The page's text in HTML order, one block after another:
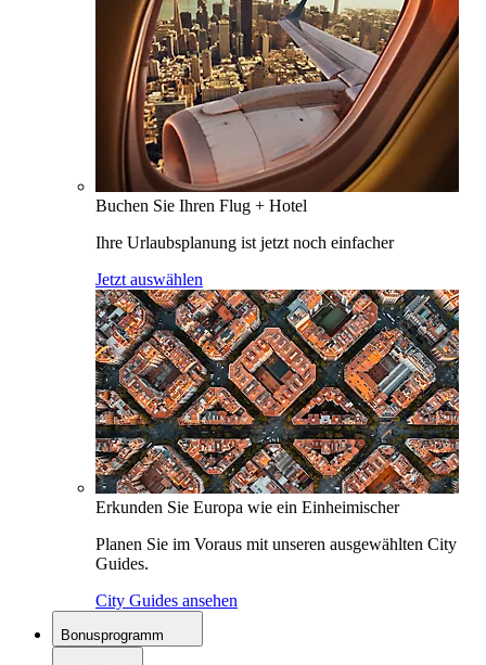
Buchen Sie Ihren Flug + Hotel
Ihre Urlaubsplanung ist jetzt noch einfacher
Jetzt auswählen
Erkunden Sie Europa wie ein Einheimischer
Planen Sie im Voraus mit unseren ausgewählten City
Guides.
City Guides ansehen
Bonusprogramm